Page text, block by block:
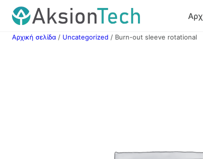
Μετάβαση
στο
περιεχόμενο
Αρχική σελίδα / Uncategorized / Burn-out sleeve rotational